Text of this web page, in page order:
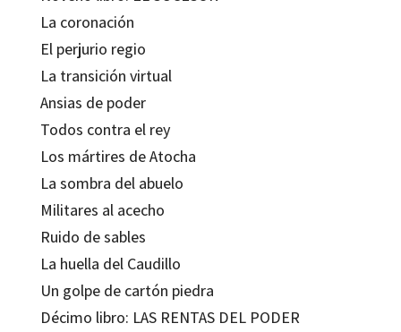
La coronación
El perjurio regio
La transición virtual
Ansias de poder
Todos contra el rey
Los mártires de Atocha
La sombra del abuelo
Militares al acecho
Ruido de sables
La huella del Caudillo
Un golpe de cartón piedra
Décimo libro: LAS RENTAS DEL PODER